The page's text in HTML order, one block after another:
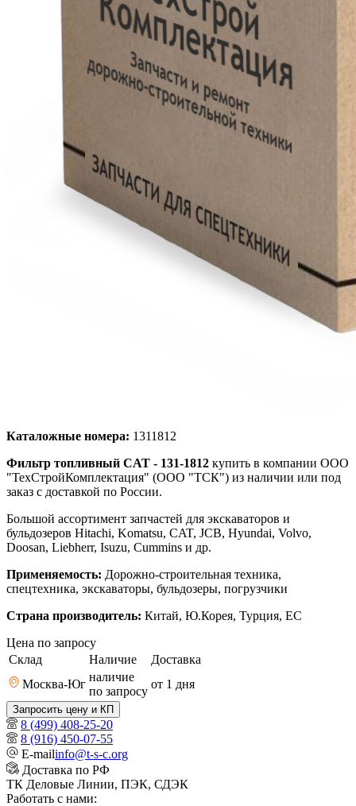
Каталожные номера: 1311812
Фильтр топливный CAT - 131-1812 купить в компании ООО
"ТехСтройКомплектация" (ООО "ТСК") из наличии или под
заказ с доставкой по России.
Большой ассортимент запчастей для экскаваторов и
бульдозеров Hitachi, Komatsu, CAT, JCB, Hyundai, Volvo,
Doosan, Liebherr, Isuzu, Cummins и др.
Применяемость: Дорожно-строительная техника,
спецтехника, экскаваторы, бульдозеры, погрузчики
Страна производитель: Китай, Ю.Корея, Турция, ЕС
Цена по запросу
Склад
Наличие
Доставка
Москва-Юг
наличие
по запросу
от 1 дня
Запросить цену и КП
8 (499) 408-25-20
8 (916) 450-07-55
E-mailinfo@t-s-c.org
Доставка по РФ
ТК Деловые Линии, ПЭК, СДЭК
Работать с нами: